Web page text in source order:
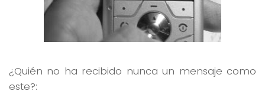
¿Quién no ha recibido nunca un mensaje como
este?: